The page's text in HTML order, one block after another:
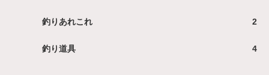
釣りあれこれ 2
釣り道具 4